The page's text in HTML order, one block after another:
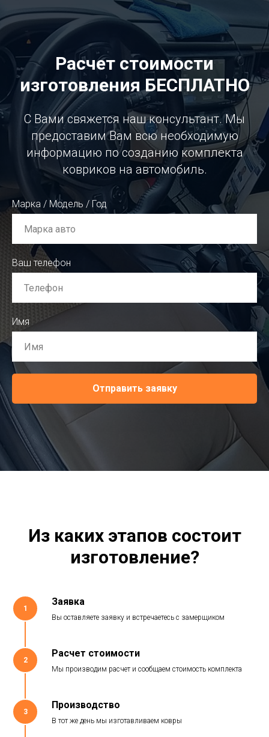
Расчет стоимости
изготовления БЕСПЛАТНО
С Вами свяжется наш консультант. Мы
предоставим Вам всю необходимую
информацию по созданию комплекта
ковриков на автомобиль.
Марка / Модель / Год
Ваш телефон
Имя
Отправить заявку
Из каких этапов состоит
изготовление?
1
Заявка
Вы оставляете заявку и встречаетесь с замерщиком
2
Расчет стоимости
Мы производим расчет и сообщаем стоимость комплекта
3
Производство
В тот же день мы изготавливаем ковры